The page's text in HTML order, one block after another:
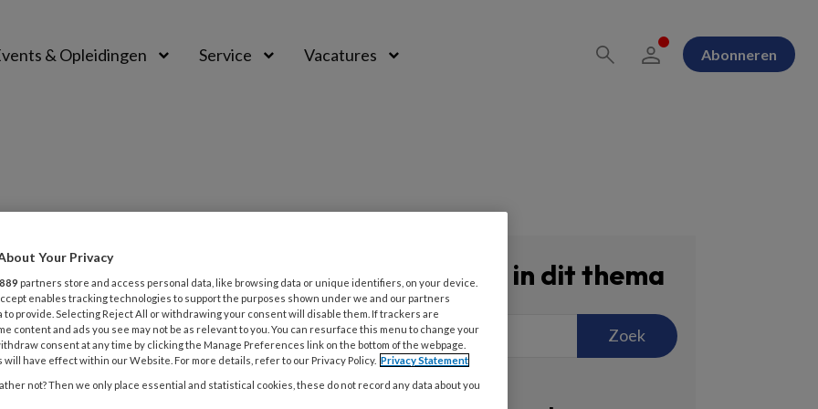
& Opleidingen Service Vacatures Abonneren
MAGAZINE EBP
| Leren verbeteren met EBP
onderzochten hoe coaching kan
aan de ontwikkeling van een EBQI-leercultuur in
Zoeken in dit thema
Zoek
Your Privacy
889 partners store and access personal data, like browsing data or unique identifiers, on your device.
enables tracking technologies to support the purposes shown under we and our partners
to provide. Selecting Reject All or withdrawing your consent will disable them. If trackers are
content and ads you see may not be as relevant to you. You can resurface this menu to change your
consent at any time by clicking the Manage Preferences link on the bottom of the webpage.
will have effect within our Website. For more details, refer to our Privacy Policy. Privacy Statement
not? Then we only place essential and statistical cookies, these do not record any data about you